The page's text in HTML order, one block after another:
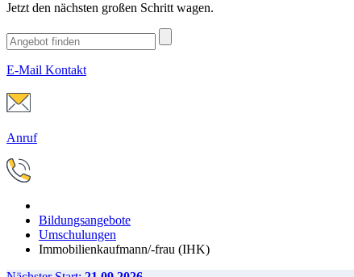
Jetzt den nächsten großen Schritt wagen.
E-Mail Kontakt
Anruf
Bildungsangebote
Umschulungen
Immobilienkaufmann/-frau (IHK)